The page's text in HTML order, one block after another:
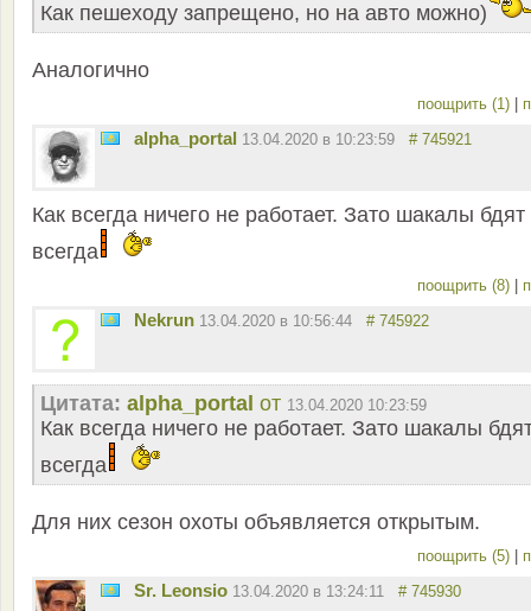
Как пешеходу запрещено, но на авто можно)
Аналогично
поощрить (1)
alpha_portal 13.04.2020 в 10:23:59 # 745921
Как всегда ничего не работает. Зато шакалы бдят
всегда
поощрить (8)
Nekrun 13.04.2020 в 10:56:44 # 745922
Цитата: alpha_portal от 13.04.2020 10:23:59
Как всегда ничего не работает. Зато шакалы
всегда
Для них сезон охоты объявляется открытым.
поощрить (5)
Sr. Leonsio 13.04.2020 в 13:24:11 # 745930